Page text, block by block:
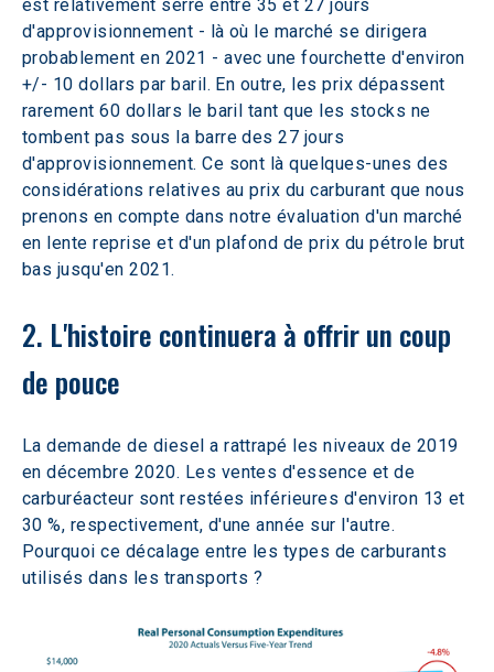
est relativement serré entre 35 et 27 jours
d'approvisionnement - là où le marché se dirigera
probablement en 2021 - avec une fourchette d'environ
+/- 10 dollars par baril. En outre, les prix dépassent
rarement 60 dollars le baril tant que les stocks ne
tombent pas sous la barre des 27 jours
d'approvisionnement. Ce sont là quelques-unes des
considérations relatives au prix du carburant que nous
prenons en compte dans notre évaluation d'un marché
en lente reprise et d'un plafond de prix du pétrole brut
bas jusqu'en 2021.
2. L'histoire continuera à offrir un coup
de pouce
La demande de diesel a rattrapé les niveaux de 2019
en décembre 2020. Les ventes d'essence et de
carburéacteur sont restées inférieures d'environ 13 et
30 %, respectivement, d'une année sur l'autre.
Pourquoi ce décalage entre les types de carburants
utilisés dans les transports ?